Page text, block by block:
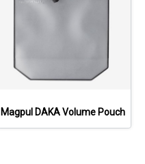
Magpul DAKA Volume Pouch